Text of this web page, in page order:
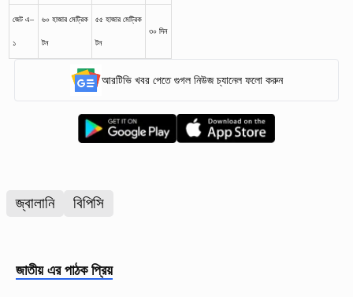
জেট এ–
১
৬০ হাজার মেট্রিক
টন
৫৫ হাজার মেট্রিক
টন
৩০ দিন
আরটিভি খবর পেতে গুগল নিউজ চ্যানেল ফলো করুন
জ্বালানি বিপিসি
জাতীয় এর পাঠক প্রিয়